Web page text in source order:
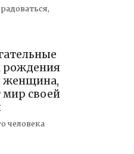
рождения
женщина,
своей
человека